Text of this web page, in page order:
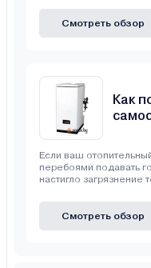
Смотреть обзор
Как
Если ваш
перебоями подавать
настигло загрязнение
Смотреть обзор